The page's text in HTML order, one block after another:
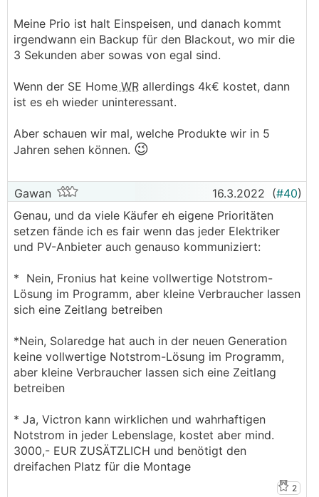
Meine Prio ist halt Einspeisen, und danach kommt
irgendwann ein Backup für den Blackout, wo mir die
3 Sekunden aber sowas von egal sind.
Wenn der SE Home WR allerdings 4k€ kostet, dann
ist es eh wieder uninteressant.
Aber schauen wir mal, welche Produkte wir in 5
Jahren sehen können. 😉
Gawan 16.3.2022 (#40)
Genau, und da viele Käufer eh eigene Prioritäten
setzen fände ich es fair wenn das jeder Elektriker
und PV-Anbieter auch genauso kommuniziert:
* Nein, Fronius hat keine vollwertige Notstrom-
Lösung im Programm, aber kleine Verbraucher lassen
sich eine Zeitlang betreiben
*Nein, Solaredge hat auch in der neuen Generation
keine vollwertige Notstrom-Lösung im Programm,
aber kleine Verbraucher lassen sich eine Zeitlang
betreiben
* Ja, Victron kann wirklichen und wahrhaftigen
Notstrom in jeder Lebenslage, kostet aber mind.
3000,- EUR ZUSÄTZLICH und benötigt den
dreifachen Platz für die Montage
2